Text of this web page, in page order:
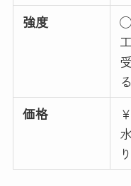
強度
◯
る
価格